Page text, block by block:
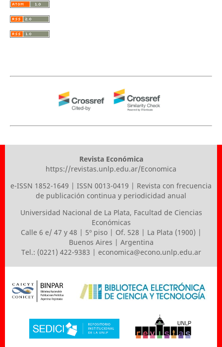
Revista Económica
https://revistas.unlp.edu.ar/Economica
e-ISSN 1852-1649 | ISSN 0013-0419 | Revista con frecuencia
de publicación continua y periodicidad anual
Universidad Nacional de La Plata, Facultad de Ciencias
Económicas
Calle 6 e/ 47 y 48 | 5º piso | Of. 528 | La Plata (1900) |
Buenos Aires | Argentina
Tel.: (0221) 422-9383 | economica@econo.unlp.edu.ar